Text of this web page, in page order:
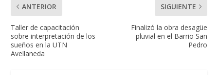
ANTERIOR
Taller de capacitación
sobre interpretación de los
sueños en la UTN
Avellaneda
SIGUIENTE
Finalizó la obra desagüe
pluvial en el Barrio San
Pedro